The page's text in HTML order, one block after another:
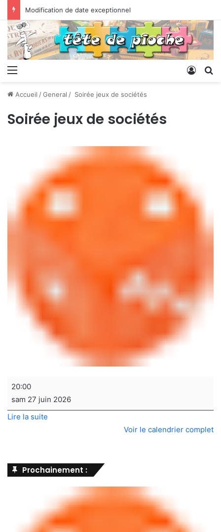
Modification de date exceptionnel
Menu
Accueil /General / Soirée jeux de sociétés
Soirée jeux de sociétés
Soirée
de
sociétés
20:00
sam 27 juin 2026
Lire la suite
Voir le calendrier complet
Prochainement :